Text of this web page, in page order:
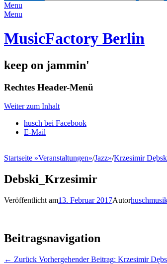
Menu
Menu
MusicFactory Berlin
keep on jammin'
Rechtes Header-Menü
Weiter zum Inhalt
husch bei Facebook
E-Mail
Startseite »Veranstaltungen»/Jazz»/Krzesimir
Debski_Krzesimir
Veröffentlicht am13. Februar 2017Autor
Beitragsnavigation
← Zurück Vorhergehender Beitrag: Krzesimir